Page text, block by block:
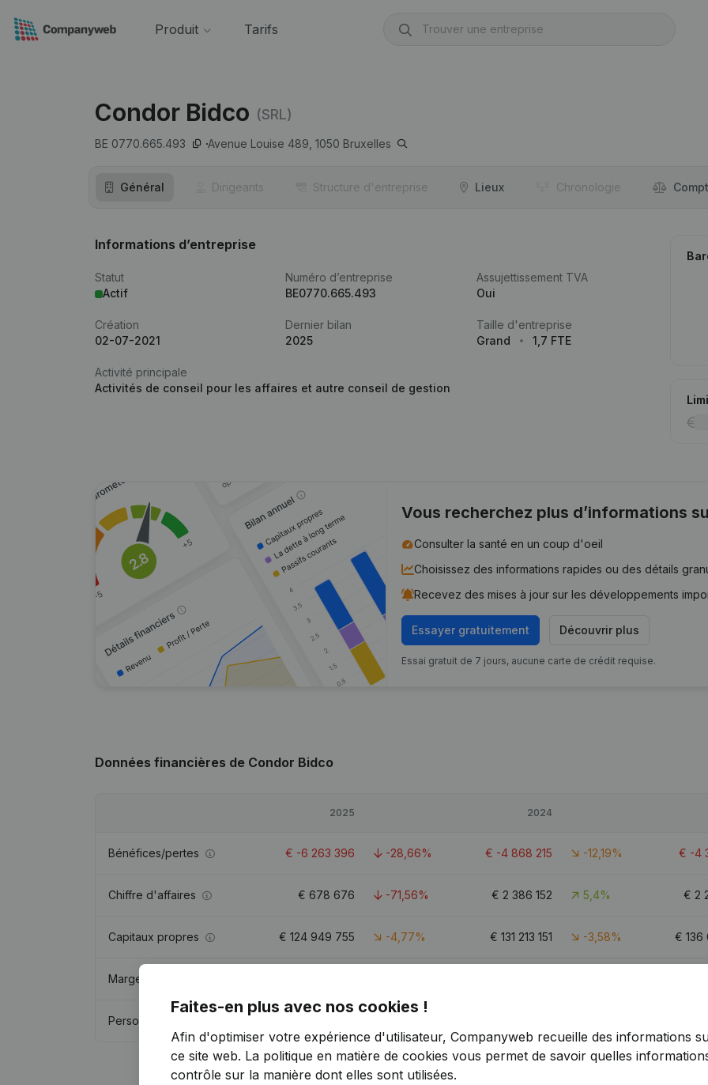
Produit Tarifs
Condor Bidco (SRL)
BE 0770.665.493 Avenue Louise 489, 1050 Bruxelles
Général Dirigeants Structure d'entreprise Lieux Chronologie
Informations d’entreprise
Statut
Actif
Numéro d’entreprise
BE0770.665.493
Assujettissement TVA
Oui
Création
02-07-2021
Dernier bilan
2025
Taille d'entreprise
Grand
1,7 FTE
Activité principale
Activités de conseil pour les affaires et autre conseil de gestion
Vous recherchez plus d’informations
Consulter la santé en un coup d'oeil
Choisissez des informations rapides ou des détails
Recevez des mises à jour sur les développements
Essayer gratuitement Découvrir plus
Essai gratuit de 7 jours, aucune carte de crédit requise.
Données financières de Condor Bidco
2025 2024
Bénéfices/pertes € -6 263 396 -28,66% € -4 868 215 -12,19% € -4
Chiffre d'affaires € 678 676 -71,56% € 2 386 152 5,4% € 2
Capitaux propres € 124 949 755 -4,77% € 131 213 151 -3,58% € 136
Marge brute
Personnel
Faites-en plus avec nos cookies !
Afin d'optimiser votre expérience d'utilisateur, Companyweb recueille des informations
ce site web. La politique en matière de cookies vous permet de savoir quelles
contrôle sur la manière dont elles sont utilisées.